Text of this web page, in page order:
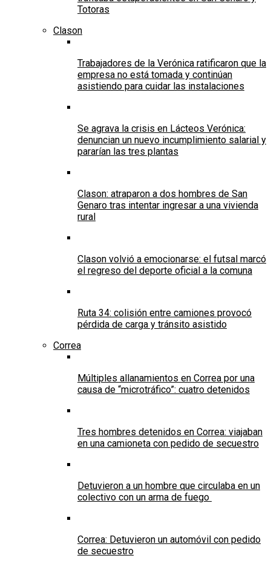
Totoras
Clason
Trabajadores de la Verónica ratificaron que la
empresa no está tomada y continúan
asistiendo para cuidar las instalaciones
Se agrava la crisis en Lácteos Verónica:
denuncian un nuevo incumplimiento salarial y
pararían las tres plantas
Clason: atraparon a dos hombres de San
Genaro tras intentar ingresar a una vivienda
rural
Clason volvió a emocionarse: el futsal marcó
el regreso del deporte oficial a la comuna
Ruta 34: colisión entre camiones provocó
pérdida de carga y tránsito asistido
Correa
Múltiples allanamientos en Correa por una
causa de “microtráfico”: cuatro detenidos
Tres hombres detenidos en Correa: viajaban
en una camioneta con pedido de secuestro
Detuvieron a un hombre que circulaba en un
colectivo con un arma de fuego
Correa: Detuvieron un automóvil con pedido
de secuestro